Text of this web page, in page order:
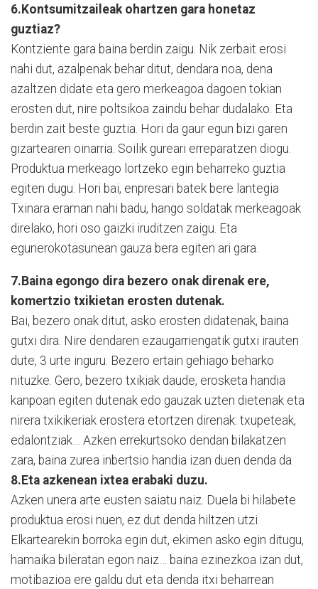
6.Kontsumitzaileak ohartzen gara honetaz
guztiaz?
Kontziente gara baina berdin zaigu. Nik zerbait erosi
nahi dut, azalpenak behar ditut, dendara noa, dena
azaltzen didate eta gero merkeagoa dagoen tokian
erosten dut, nire poltsikoa zaindu behar dudalako. Eta
berdin zait beste guztia. Hori da gaur egun bizi garen
gizartearen oinarria. Soilik gureari erreparatzen diogu.
Produktua merkeago lortzeko egin beharreko guztia
egiten dugu. Hori bai, enpresari batek bere lantegia
Txinara eraman nahi badu, hango soldatak merkeagoak
direlako, hori oso gaizki iruditzen zaigu. Eta
egunerokotasunean gauza bera egiten ari gara.
7.Baina egongo dira bezero onak direnak ere,
komertzio txikietan erosten dutenak.
Bai, bezero onak ditut, asko erosten didatenak, baina
gutxi dira. Nire dendaren ezaugarriengatik gutxi irauten
dute, 3 urte inguru. Bezero ertain gehiago beharko
nituzke. Gero, bezero txikiak daude, erosketa handia
kanpoan egiten dutenak edo gauzak uzten dietenak eta
nirera txikikeriak erostera etortzen direnak: txupeteak,
edalontziak… Azken errekurtsoko dendan bilakatzen
zara, baina zurea inbertsio handia izan duen denda da.
8.Eta azkenean ixtea erabaki duzu.
Azken unera arte eusten saiatu naiz. Duela bi hilabete
produktua erosi nuen, ez dut denda hiltzen utzi.
Elkartearekin borroka egin dut, ekimen asko egin ditugu,
hamaika bileratan egon naiz… baina ezinezkoa izan dut,
motibazioa ere galdu dut eta denda itxi beharrean